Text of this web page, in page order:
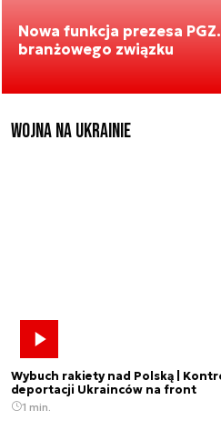
Nowa funkcja prezesa
branżowego związku
Wojna na Ukrainie
Wybuch rakiety nad Polską |
deportacji Ukrainców na front
1 min.